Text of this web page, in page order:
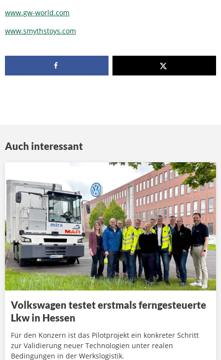
www.gw-world.com
www.smythstoys.com
Auch interessant
Volkswagen testet erstmals ferngesteuerte
Lkw in Hessen
Für den Konzern ist das Pilotprojekt ein konkreter Schritt
zur Validierung neuer Technologien unter realen
Bedingungen in der Werkslogistik.